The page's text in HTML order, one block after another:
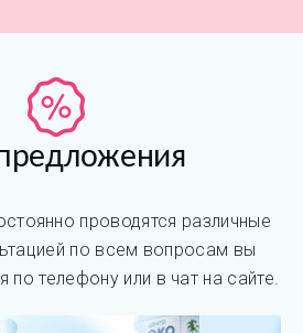
проводятся различные
по всем вопросам вы
телефону или в чат на сайте.